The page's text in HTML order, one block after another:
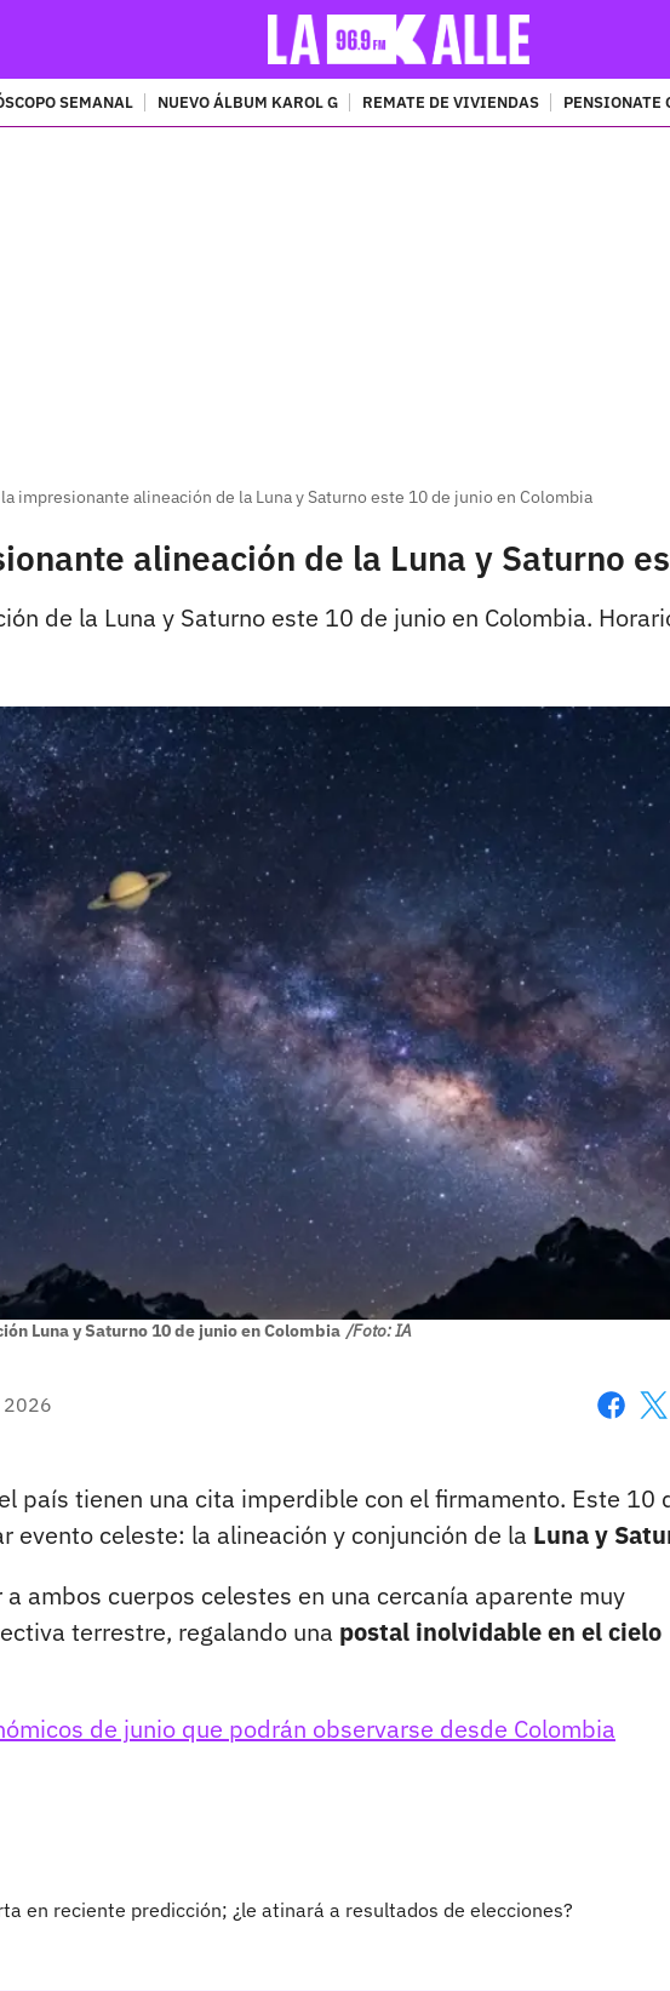
SEMANAL NUEVO ÁLBUM KAROL G REMATE DE VIVIENDAS PENSIONATE
impresionante alineación de la Luna y Saturno este 10 de junio en Colombia
alineación de la Luna y Saturno
de la Luna y Saturno este 10 de junio en Colombia.
Luna y Saturno 10 de junio en Colombia /Foto: IA
2026
país tienen una cita imperdible con el firmamento. Este 10
evento celeste: la alineación y conjunción de la Luna y
ambos cuerpos celestes en una cercanía aparente muy
terrestre, regalando una postal inolvidable en el cielo
de junio que podrán observarse desde Colombia
en reciente predicción; ¿le atinará a resultados de elecciones?